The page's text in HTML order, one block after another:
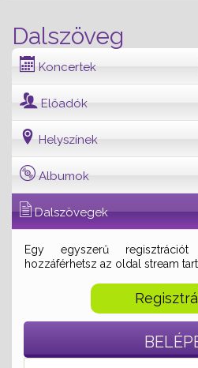
Dalszöveg
Koncertek
Előadók
Helyszínek
Albumok
Dalszövegek
Egy egyszerű regisztrációt
hozzáférhetsz az oldal stream